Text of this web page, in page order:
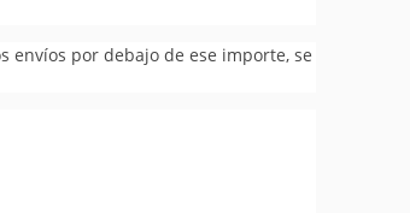
envíos por debajo de ese importe, se